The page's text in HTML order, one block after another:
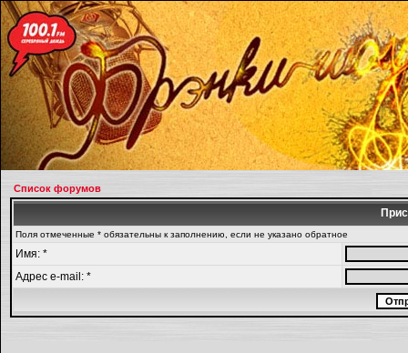
Список форумов
Поля отмеченные * обязательны к заполнению, если не указано обратное
Имя: *
Адрес e-mail: *